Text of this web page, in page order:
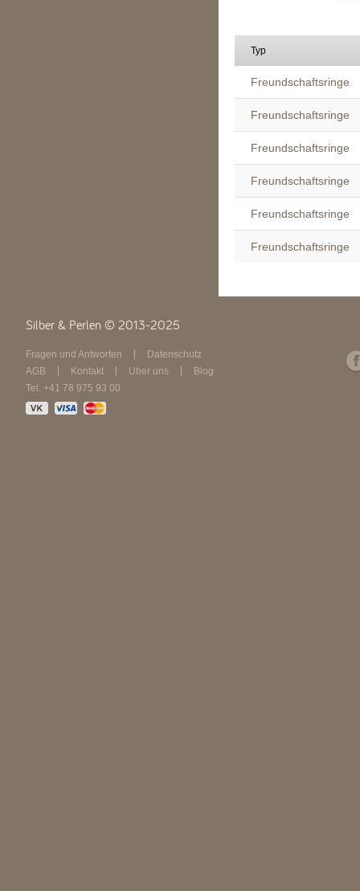
Typ
Freundschaftsringe
Freundschaftsringe
Freundschaftsringe
Freundschaftsringe
Freundschaftsringe
Freundschaftsringe
Silber & Perlen © 2013-2025
Fragen und Antworten
Datenschutz
AGB
Kontakt Über uns
Blog
Tel: +41 78 975 93 00